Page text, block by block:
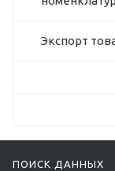
Экспорт
ПОИСК ДАННЫХ